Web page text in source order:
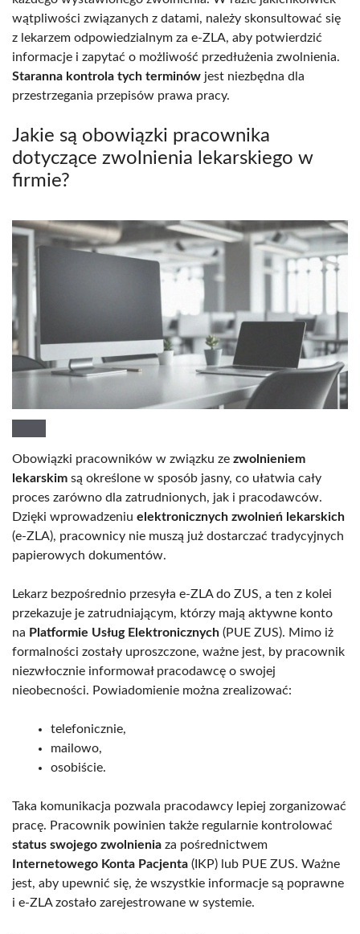
wątpliwości związanych z datami, należy skonsultować się
z lekarzem odpowiedzialnym za e-ZLA, aby potwierdzić
informacje i zapytać o możliwość przedłużenia zwolnienia.
Staranna kontrola tych terminów jest niezbędna dla
przestrzegania przepisów prawa pracy.
Jakie są obowiązki pracownika
dotyczące zwolnienia lekarskiego w
firmie?
Obowiązki pracowników w związku ze zwolnieniem
lekarskim są określone w sposób jasny, co ułatwia cały
proces zarówno dla zatrudnionych, jak i pracodawców.
Dzięki wprowadzeniu elektronicznych zwolnień lekarskich
(e-ZLA), pracownicy nie muszą już dostarczać tradycyjnych
papierowych dokumentów.
Lekarz bezpośrednio przesyła e-ZLA do ZUS, a ten z kolei
przekazuje je zatrudniającym, którzy mają aktywne konto
na Platformie Usług Elektronicznych (PUE ZUS). Mimo iż
formalności zostały uproszczone, ważne jest, by pracownik
niezwłocznie informował pracodawcę o swojej
nieobecności. Powiadomienie można zrealizować:
telefonicznie,
mailowo,
osobiście.
Taka komunikacja pozwala pracodawcy lepiej zorganizować
pracę. Pracownik powinien także regularnie kontrolować
status swojego zwolnienia za pośrednictwem
Internetowego Konta Pacjenta (IKP) lub PUE ZUS. Ważne
jest, aby upewnić się, że wszystkie informacje są poprawne
i e-ZLA zostało zarejestrowane w systemie.